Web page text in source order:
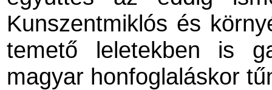
Kunszentmiklós és
temető leletekben is
magyar honfoglaláskor